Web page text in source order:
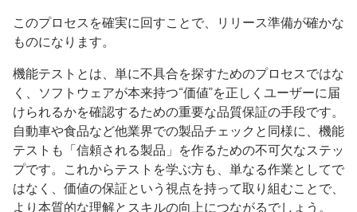
このプロセスを確実に回すことで、リリース準備が確かな
ものになります。
機能テストとは、単に不具合を探すためのプロセスではな
く、ソフトウェアが本来持つ“価値”を正しくユーザーに届
けられるかを確認するための重要な品質保証の手段です。
自動車や食品など他業界での製品チェックと同様に、機能
テストも「信頼される製品」を作るための不可欠なステッ
プです。これからテストを学ぶ方も、単なる作業としてで
はなく、価値の保証という視点を持って取り組むことで、
より本質的な理解とスキルの向上につながるでしょう。